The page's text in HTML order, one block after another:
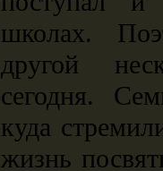
школах.
другой
сегодня.
куда
жизнь